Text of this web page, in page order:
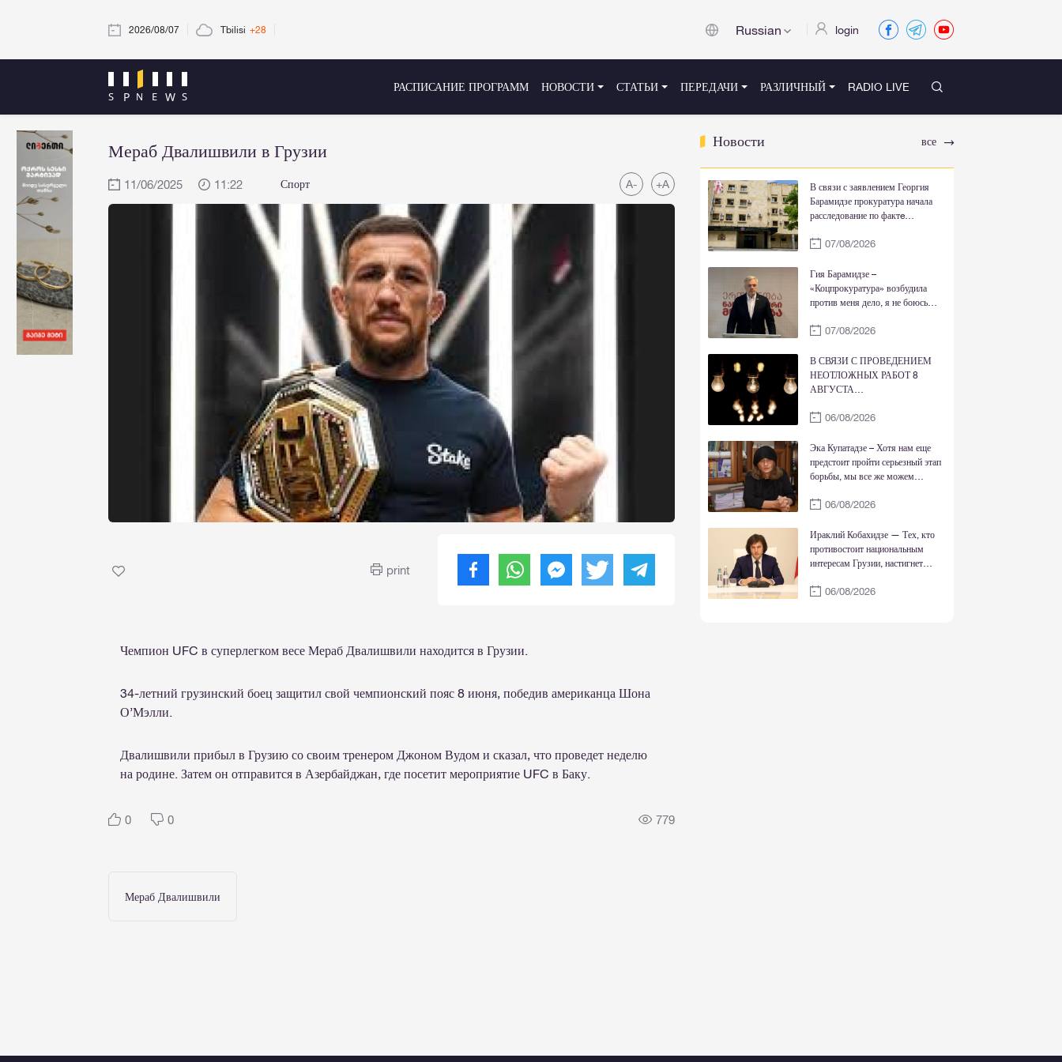
2026/08/07 Tbilisi +28 Russian login
РАСПИСАНИЕ ПРОГРАММ НОВОСТИ СТАТЬИ ПЕРЕДАЧИ РАЗЛИЧНЫЙ RADIO LIVE
Мераб Двалишвили в Грузии
11/06/2025 11:22 Спорт A- +A
print
Чемпион UFC в суперлегком весе Мераб Двалишвили находится в Грузии.
34-летний грузинский боец ​​защитил свой чемпионский пояс 8 июня, победив американца Шона
О’Мэлли.
Двалишвили прибыл в Грузию со своим тренером Джоном Вудом и сказал, что проведет неделю
на родине. Затем он отправится в Азербайджан, где посетит мероприятие UFC в Баку.
0 0 779
Мераб Двалишвили
Новости все
В связи с заявлением Георгия
Барамидзе прокуратура начала
расследование по фактe
саботажа
07/08/2026
Гия Барамидзе –
«Коцпрокуратура» возбудила
против меня дело, я не боюсь
того, я всегда был прав перед
Родиной, Богом и совестью
07/08/2026
В СВЯЗИ С ПРОВЕДЕНИЕМ
НЕОТЛОЖНЫХ РАБОТ 8
АВГУСТА
ВРЕМЕННО ОГРАНИЧЕНО
06/08/2026
Эка Купатадзе – Хотя нам еще
предстоит пройти серьезный этап
борьбы, мы все же можем
восстановлена
06/08/2026
Ираклий Кобахидзе — Тех, кто
противостоит национальным
интересам Грузии, настигнет
сильно как никогда
06/08/2026